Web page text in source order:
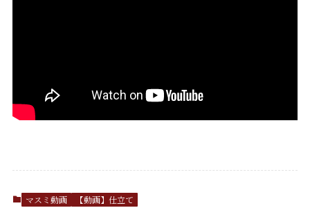
マスミ動画 【動画】仕立て